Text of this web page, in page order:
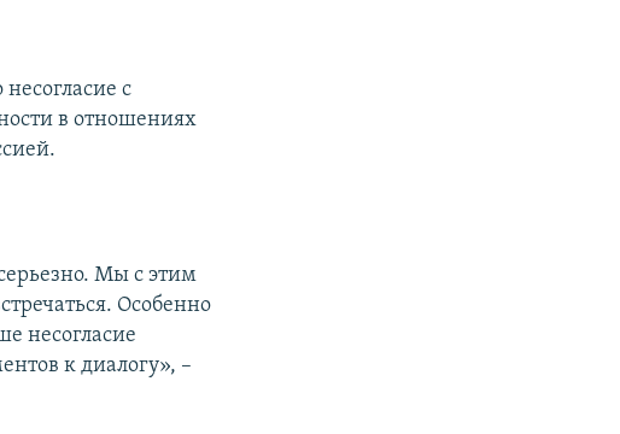
с
в отношениях
Мы с этим
Особенно
несогласие
к диалогу», –